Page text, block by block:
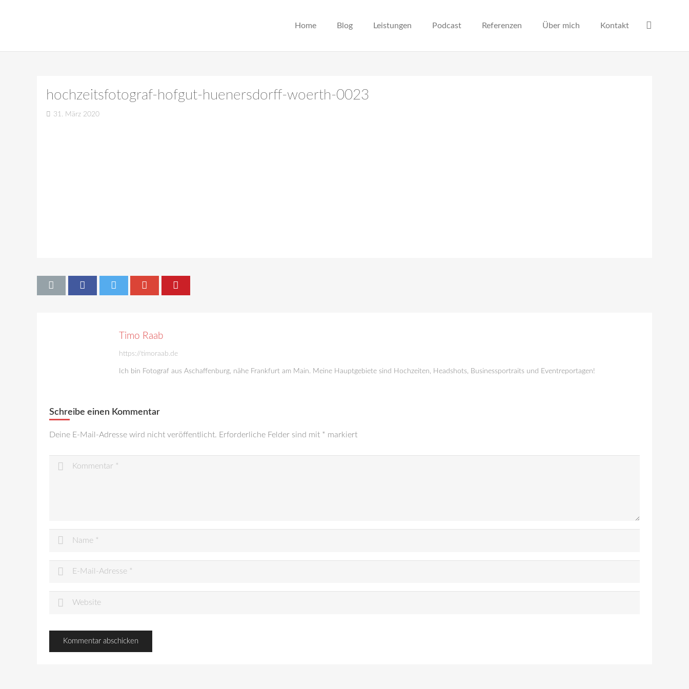
Home Blog Leistungen Podcast Referenzen Über mich Kontakt
hochzeitsfotograf-hofgut-huenersdorff-woerth-0023
31. März 2020
Timo Raab
https://timoraab.de
Ich bin Fotograf aus Aschaffenburg, nähe Frankfurt am Main. Meine Hauptgebiete sind Hochzeiten, Headshots, Businessportraits und Eventreportagen!
Schreibe einen Kommentar
Deine E-Mail-Adresse wird nicht veröffentlicht. Erforderliche Felder sind mit * markiert